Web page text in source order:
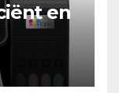
en
en